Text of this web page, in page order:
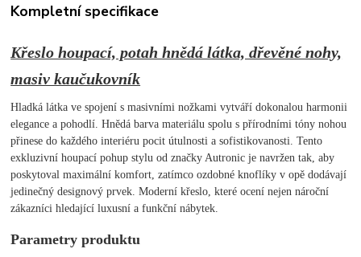
Kompletní specifikace
Křeslo houpací, potah hnědá látka, dřevěné nohy,
masiv kaučukovník
Hladká látka ve spojení s masivními nožkami vytváří dokonalou harmonii
elegance a pohodlí. Hnědá barva materiálu spolu s přírodními tóny nohou
přinese do každého interiéru pocit útulnosti a sofistikovanosti. Tento
exkluzivní houpací pohup stylu od značky Autronic je navržen tak, aby
poskytoval maximální komfort, zatímco ozdobné knoflíky v opě dodávají
jedinečný designový prvek. Moderní křeslo, které ocení nejen nároční
zákazníci hledající luxusní a funkční nábytek.
Parametry produktu